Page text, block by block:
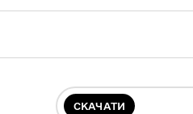
СКАЧАТИ